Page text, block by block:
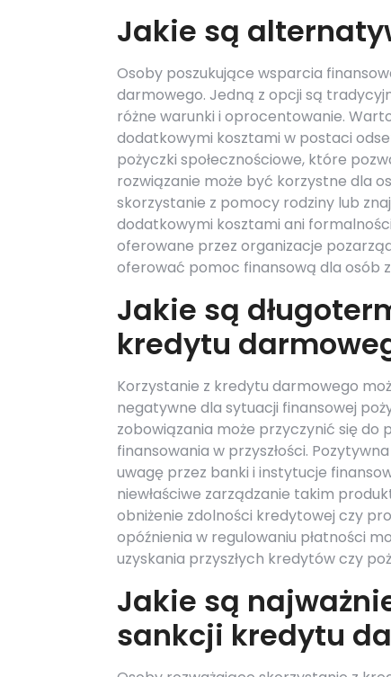
Jakie są
Osoby poszukujące wsparcia
darmowego. Jedną z opcji są
różne warunki i oprocentowanie.
dodatkowymi kosztami w postaci
pożyczki społecznościowe, które
rozwiązanie może być korzystne dla
skorzystanie z pomocy rodziny lub
dodatkowymi kosztami ani
oferowane przez organizacje
oferować pomoc finansową dla osób
Jakie są
kredytu
Korzystanie z kredytu darmowego
negatywne dla sytuacji finansowej
zobowiązania może przyczynić się do
finansowania w przyszłości.
uwagę przez banki i instytucje
niewłaściwe zarządzanie takim
obniżenie zdolności kredytowej czy
opóźnienia w regulowaniu płatności
uzyskania przyszłych kredytów czy
Jakie są
sankcji kredytu